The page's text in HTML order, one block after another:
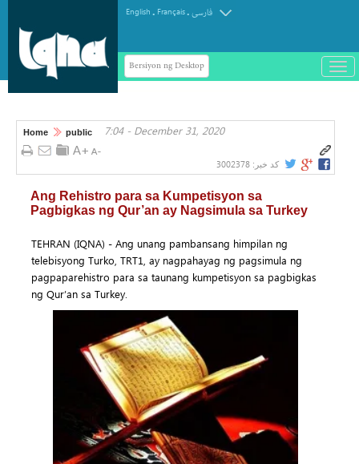
English . Français.فارسی
Bersiyon ng Desktop
باز
و
Home public 7:04 - December 31, 2020
کد خبر: 3002378
Ang Rehistro para sa Kumpetisyon sa
Pagbigkas ng Qur’an ay Nagsimula sa Turkey
TEHRAN (IQNA) - Ang unang pambansang himpilan ng
telebisyong Turko, TRT1, ay nagpahayag ng pagsimula ng
pagpaparehistro para sa taunang kumpetisyon sa pagbigkas
ng Qur’an sa Turkey.